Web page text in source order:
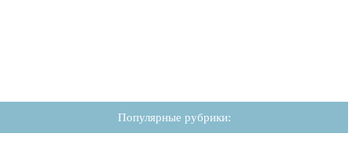
Популярные рубрики: